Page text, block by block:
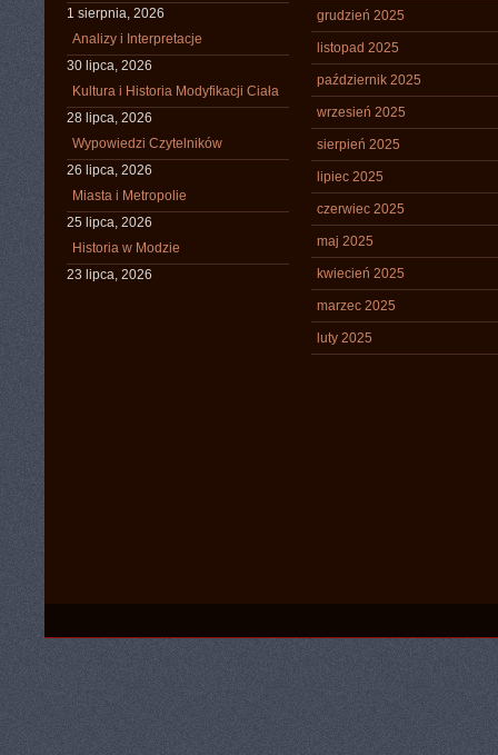
1 sierpnia, 2026
Analizy i Interpretacje
30 lipca, 2026
Kultura i Historia Modyfikacji Ciała
28 lipca, 2026
Wypowiedzi Czytelników
26 lipca, 2026
Miasta i Metropolie
25 lipca, 2026
Historia w Modzie
23 lipca, 2026
grudzień 2025
listopad 2025
październik 2025
wrzesień 2025
sierpień 2025
lipiec 2025
czerwiec 2025
maj 2025
kwiecień 2025
marzec 2025
luty 2025